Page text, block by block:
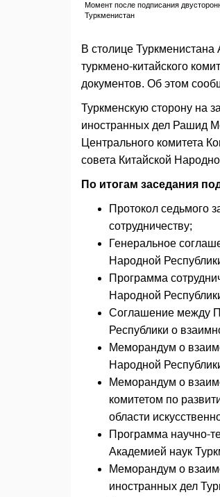
Момент после подписания
Туркменистан
В столице
туркмено-китайского
документов. Об этом
Туркменскую сторону на
иностранных дел Рашид
Центрального комитета
совета Китайской
По итогам заседания
Протокол седьмого
сотрудничеству;
Генеральное
Народной
Программа
Народной
Соглашение между
Республики о
Меморандум о
Народной
Меморандум о
комитетом по
области
Программа научно-
Академией наук
Меморандум о
иностранных дел